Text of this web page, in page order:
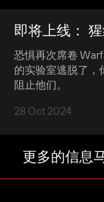
即将上线：
恐惧再次席卷
的实验室逃脱了，
阻止他们。
28 Oct 2024
更多的信息